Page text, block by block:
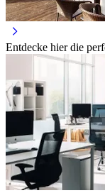
Entdecke hier die